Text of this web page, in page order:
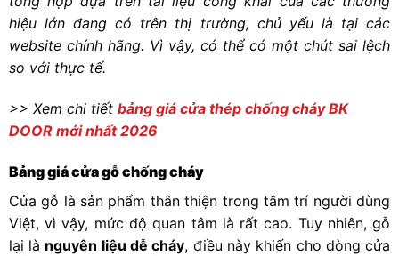
hiệu lớn đang có trên thị trường, chủ yếu là tại các
website chính hãng. Vì vậy, có thể có một chút sai lệch
so với thực tế.
>> Xem chi tiết bảng giá cửa thép chống cháy BK
DOOR mới nhất 2026
Bảng giá cửa gỗ chống cháy
Cửa gỗ là sản phẩm thân thiện trong tâm trí người dùng
Việt, vì vậy, mức độ quan tâm là rất cao. Tuy nhiên, gỗ
lại là nguyên liệu dễ cháy, điều này khiến cho dòng cửa